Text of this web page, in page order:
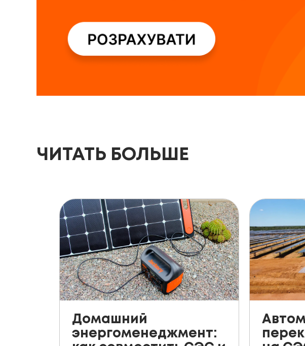
ЧИТАТЬ БОЛЬШЕ
Домашний
энергоменеджмент: